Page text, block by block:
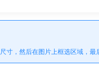
寸，然后在图片上框选区域，最